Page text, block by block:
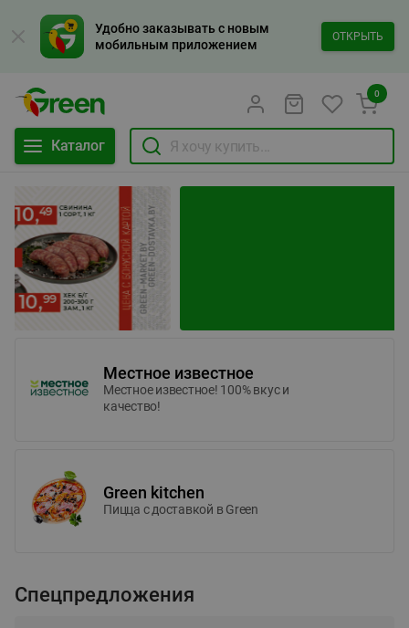
Удобно заказывать с новым
мобильным приложением
ОТКРЫТЬ
Каталог
0
Местное известное
Местное известное! 100% вкус и
качество!
Green kitchen
Пицца c доставкой в Green
Спецпредложения